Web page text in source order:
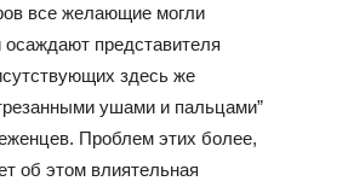
все желающие могли
представителя
здесь же
ушами и пальцами”
Проблем этих более,
об этом влиятельная